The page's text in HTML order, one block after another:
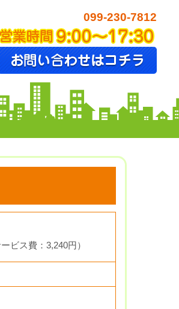
099-230-7812
ビス費：3,240円）